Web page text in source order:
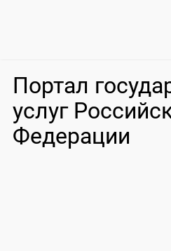
Портал
услуг
Федерации